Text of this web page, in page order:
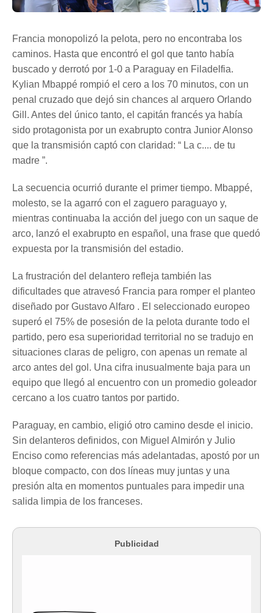
Francia monopolizó la pelota, pero no encontraba los
caminos. Hasta que encontró el gol que tanto había
buscado y derrotó por 1-0 a Paraguay en Filadelfia.
Kylian Mbappé rompió el cero a los 70 minutos, con un
penal cruzado que dejó sin chances al arquero Orlando
Gill. Antes del único tanto, el capitán francés ya había
sido protagonista por un exabrupto contra Junior Alonso
que la transmisión captó con claridad: “ La c.... de tu
madre ”.
La secuencia ocurrió durante el primer tiempo. Mbappé,
molesto, se la agarró con el zaguero paraguayo y,
mientras continuaba la acción del juego con un saque de
arco, lanzó el exabrupto en español, una frase que quedó
expuesta por la transmisión del estadio.
La frustración del delantero refleja también las
dificultades que atravesó Francia para romper el planteo
diseñado por Gustavo Alfaro . El seleccionado europeo
superó el 75% de posesión de la pelota durante todo el
partido, pero esa superioridad territorial no se tradujo en
situaciones claras de peligro, con apenas un remate al
arco antes del gol. Una cifra inusualmente baja para un
equipo que llegó al encuentro con un promedio goleador
cercano a los cuatro tantos por partido.
Paraguay, en cambio, eligió otro camino desde el inicio.
Sin delanteros definidos, con Miguel Almirón y Julio
Enciso como referencias más adelantadas, apostó por un
bloque compacto, con dos líneas muy juntas y una
presión alta en momentos puntuales para impedir una
salida limpia de los franceses.
Publicidad